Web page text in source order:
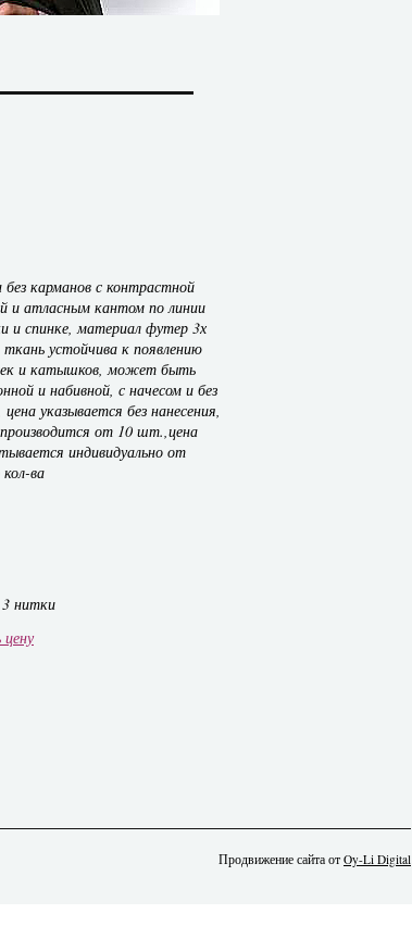
без карманов с контрастной
и атласным кантом по линии
и спинке, материал футер 3х
устойчива к появлению
и катышков, может быть
и набивной, с начесом и без
цена указывается без нанесения,
от 10 шт.,цена
индивидуально от
ва
нитки
цену
Продвижение сайта от Oy-Li Digital